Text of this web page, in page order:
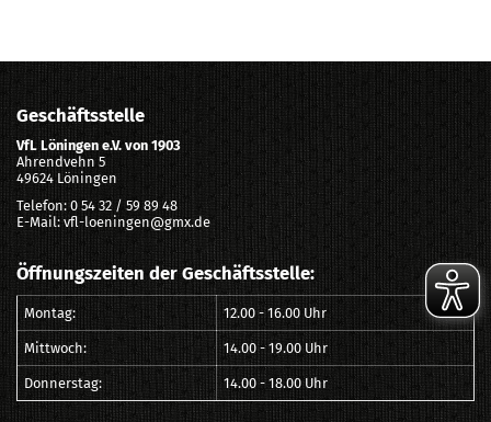
Geschäftsstelle
VfL Löningen e.V. von 1903
Ahrendvehn 5
49624 Löningen
Telefon: 0 54 32 / 59 89 48
E-Mail: vfl-loeningen@gmx.de
Öffnungszeiten der Geschäftsstelle:
Montag: 12.00 - 16.00 Uhr
Mittwoch: 14.00 - 19.00 Uhr
Donnerstag: 14.00 - 18.00 Uhr